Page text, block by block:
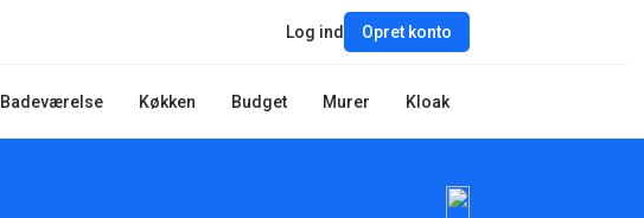
Badeværelse Køkken Budget Murer Kloak
Log ind Opret konto